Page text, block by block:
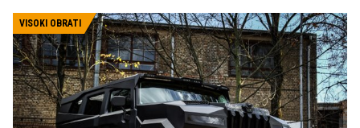
VISOKI OBRATI